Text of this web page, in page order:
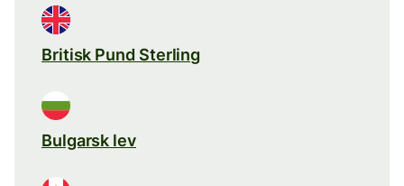
Britisk Pund Sterling
Bulgarsk lev